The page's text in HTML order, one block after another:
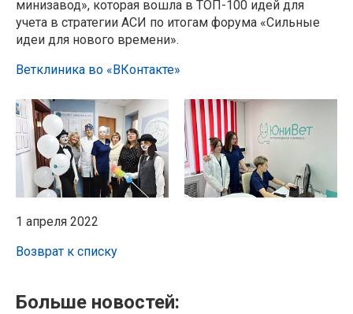
минизавод», которая вошла в ТОП-100 идей для
учета в стратегии АСИ по итогам форума «Сильные
идеи для нового времени».
Ветклиника во «ВКонтакте»
1 апреля 2022
Возврат к списку
Больше новостей: